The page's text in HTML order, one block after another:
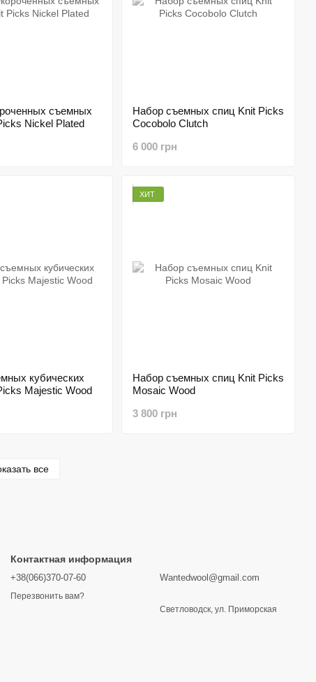
съемных
Nickel Plated
Набор съемных спиц Knit Picks
Cocobolo Clutch
6 000 грн
кубических
Majestic Wood
ХИТ
Набор съемных спиц Knit Picks
Mosaic Wood
3 800 грн
все
Контактная информация
+38(066)370-07-60
Перезвонить вам?
Wantedwool@gmail.com
Светловодск, ул. Приморская